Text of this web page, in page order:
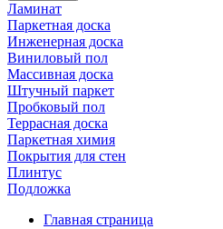
Ламинат
Паркетная доска
Инженерная доска
Виниловый пол
Массивная доска
Штучный паркет
Пробковый пол
Террасная доска
Паркетная химия
Покрытия для стен
Плинтус
Подложка
Главная страница